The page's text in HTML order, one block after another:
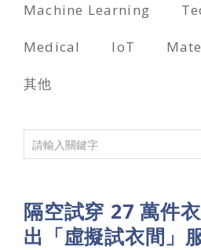
Machine Learning
Medical IoT
其他
隔空試穿 27 萬件
出「虛擬試衣間」